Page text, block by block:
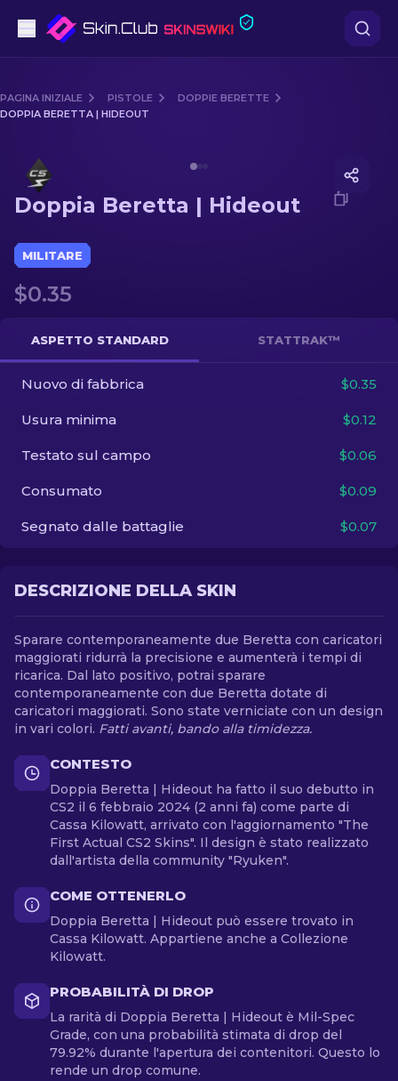
Fascia media
Fucile di precisione
Coltelli
Guanto
Casse
Altro
PAGINA INIZIALE PISTOLE
DOPPIE BERETTE
DOPPIA BERETTA | HIDEOUT
Doppia Beretta | Hideout
MILITARE
$0.35
ASPETTO STANDARD STATTRAK™
Nuovo di fabbrica $0.35
Usura minima $0.12
Testato sul campo $0.06
Consumato $0.09
Segnato dalle battaglie $0.07
DESCRIZIONE DELLA SKIN
Sparare contemporaneamente due Beretta con caricatori
maggiorati ridurrà la precisione e aumenterà i tempi di
ricarica. Dal lato positivo, potrai sparare
contemporaneamente con due Beretta dotate di
caricatori maggiorati. Sono state verniciate con un design
in vari colori. Fatti avanti, bando alla timidezza.
CONTESTO
Doppia Beretta | Hideout ha fatto il suo debutto in
CS2 il 6 febbraio 2024 (2 anni fa) come parte di
Cassa Kilowatt, arrivato con l'aggiornamento "The
First Actual CS2 Skins". Il design è stato realizzato
dall'artista della community "Ryuken".
COME OTTENERLO
Doppia Beretta | Hideout può essere trovato in
Cassa Kilowatt. Appartiene anche a Collezione
Kilowatt.
PROBABILITÀ DI DROP
La rarità di Doppia Beretta | Hideout è Mil-Spec
Grade, con una probabilità stimata di drop del
79.92% durante l'apertura dei contenitori. Questo lo
rende un drop comune.